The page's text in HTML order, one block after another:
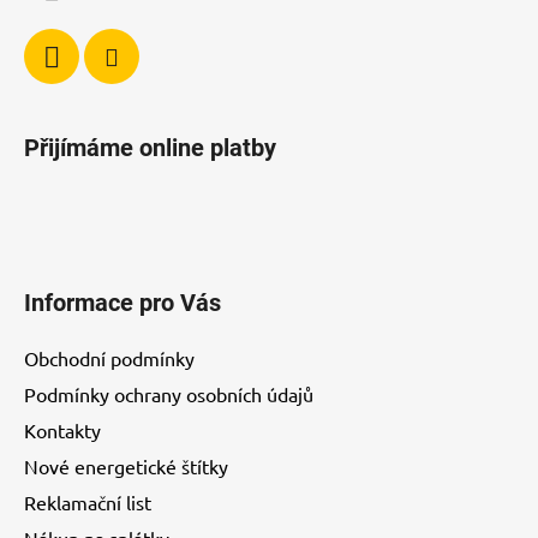
Přijímáme online platby
Informace pro Vás
Obchodní podmínky
Podmínky ochrany osobních údajů
Kontakty
Nové energetické štítky
Reklamační list